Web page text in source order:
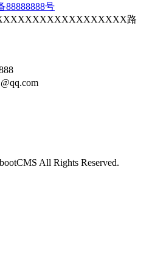
88888888号
路
All Rights Reserved.